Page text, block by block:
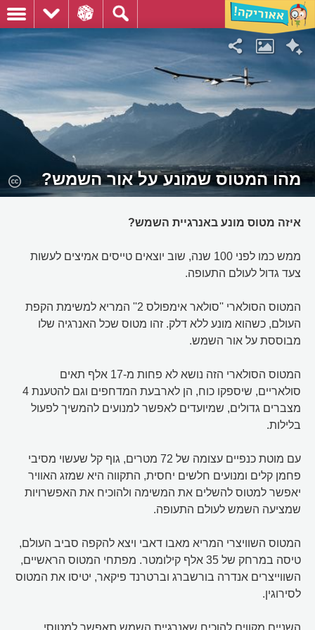
מהו המטוס שמונע על אור השמש?
איזה מטוס מונע באנרגיית השמש?
ממש כמו לפני 100 שנה, שוב יוצאים טייסים אמיצים לעשות
צעד גדול לעולם התעופה.
המטוס הסולארי ''סולאר אימפולס 2'' המריא למשימת הקפת
העולם, כשהוא מונע ללא דלק. זהו מטוס שכל האנרגיה שלו
מבוססת על אור השמש.
המטוס הסולארי הזה נושא לא פחות מ-17 אלף תאים
סולאריים, שיספקו כוח, הן לארבעת המדחפים וגם להטענת 4
מצברים גדולים, שמיועדים לאפשר למנועים להמשיך לפעול
בלילות.
עם מוטת כנפיים עצומה של 72 מטרים, גוף קל שעשוי מסיבי
פחמן קלים ומנועים חלשים יחסית, התקווה היא שמזג האוויר
יאפשר למטוס להשלים את המשימה ולהוכיח את האפשרויות
שמציעה השמש לעולם התעופה.
המטוס השוויצרי המריא מאבו דאבי ויצא להקפה סביב העולם,
טיסה במרחק של 35 אלף קילומטר. מפתחי המטוס הראשיים,
השווייצרים אנדרה בורשברג וברטרנד פיקאר, יטיסו את המטוס
לסירוגין.
השניים מקווים להוכיח שאנרגיית השמש תאפשר למטוסי